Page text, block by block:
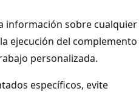
información sobre cualquier
ejecución del complemento
personalizada.
específicos, evite